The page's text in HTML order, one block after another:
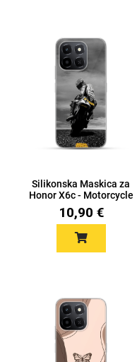
Silikonska Maskica za
Honor X6c - Motorcycle
10,90 €
Gaming motivi
Sportski motivi